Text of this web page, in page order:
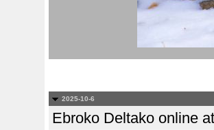
2025-10-6
Ebroko Deltako online